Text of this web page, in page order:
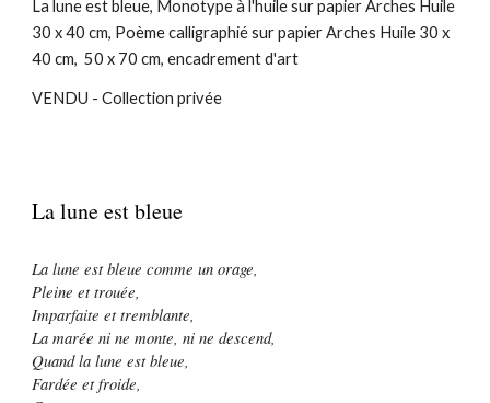
La lune est bleue, Monotype à l'huile sur papier Arches Huile
30 x 40 cm, Poème calligraphié sur papier Arches Huile 30 x
40 cm, 50 x 70 cm, encadrement d'art
VENDU - Collection privée
La lune est bleue
La lune est bleue comme un orage,
Pleine et trouée,
Imparfaite et tremblante,
La marée ni ne monte, ni ne descend,
Quand la lune est bleue,
Fardée et froide,